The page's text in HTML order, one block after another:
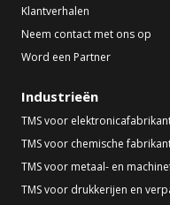
Klantverhalen
Neem contact met ons op
Word een Partner
Industrieën
TMS voor
TMS voor chemische
TMS voor metaal- en
TMS voor drukkerijen en